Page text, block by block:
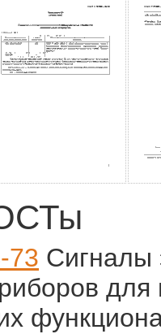
73 Сигналы